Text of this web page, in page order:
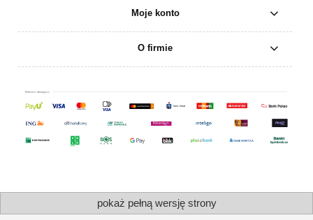
Moje konto
O firmie
pokaż pełną wersję strony